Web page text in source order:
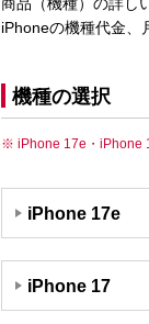
iPhoneの機種代金、
機種の選択
iPhone 17e・iPhone
iPhone 17e
iPhone 17